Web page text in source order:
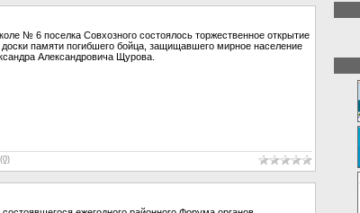
№ 6 поселка Совхозного состоялось торжественное открытие
памяти погибшего бойца, защищавшего мирное население
Александровича Щурова.